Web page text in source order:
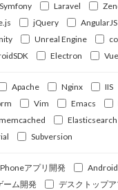
Symfony Laravel
jQuery AngularJS
Unreal Engine
Electron
Apache Nginx
IIS
Vim Emacs
Elasticsearch
Subversion
アプリ開発
ーム開発
デスクトップ